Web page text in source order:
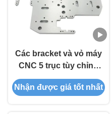
Các bracket và vỏ máy
CNC 5 trục tùy chỉnh
với độ khoan dung ±
0,005mm và khả năng
Nhận được giá tốt nhất